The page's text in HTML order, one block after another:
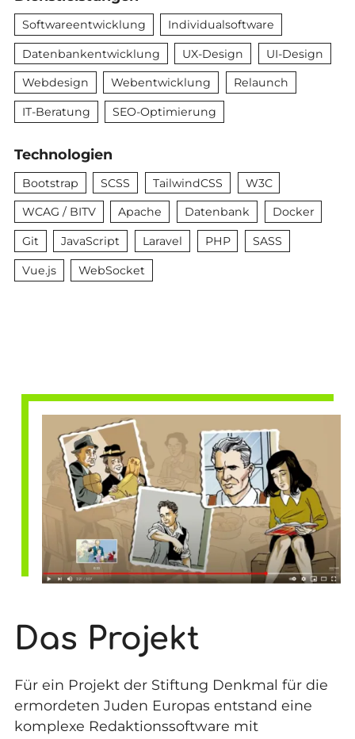
Softwareentwicklung Individualsoftware
Datenbankentwicklung UX-Design UI-Design
Webdesign Webentwicklung Relaunch
IT-Beratung SEO-Optimierung
Technologien
Bootstrap SCSS TailwindCSS W3C
WCAG / BITV Apache Datenbank Docker
Git JavaScript Laravel PHP SASS
Vue.js WebSocket
Das Projekt
Für ein Projekt der Stiftung Denkmal für die
ermordeten Juden Europas entstand eine
komplexe Redaktionssoftware mit